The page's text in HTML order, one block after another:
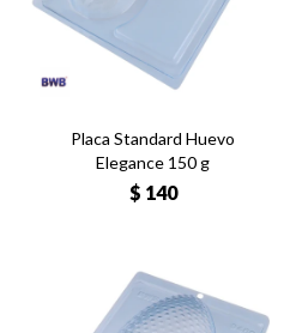
Placa Standard Huevo
Elegance 150 g
$ 140